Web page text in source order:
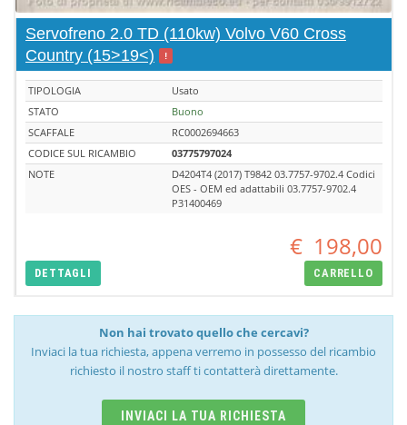
Servofreno 2.0 TD (110kw) Volvo V60 Cross
Country (15>19<)
!
TIPOLOGIA
Usato
STATO
Buono
SCAFFALE
RC0002694663
CODICE SUL RICAMBIO
03775797024
NOTE
D4204T4 (2017) T9842 03.7757-9702.4 Codici
OES - OEM ed adattabili 03.7757-9702.4
P31400469
€ 198,00
DETTAGLI CARRELLO
Non hai trovato quello che cercavi?
Inviaci la tua richiesta, appena verremo in possesso del ricambio
richiesto il nostro staff ti contatterà direttamente.
INVIACI LA TUA RICHIESTA